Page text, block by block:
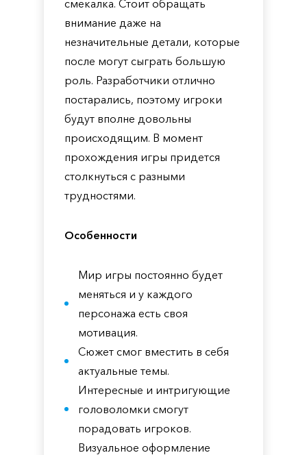
смекалка. Стоит обращать
внимание даже на
незначительные детали, которые
после могут сыграть большую
роль. Разработчики отлично
постарались, поэтому игроки
будут вполне довольны
происходящим. В момент
прохождения игры придется
столкнуться с разными
трудностями.
Особенности
Мир игры постоянно будет
меняться и у каждого
персонажа есть своя
мотивация.
Сюжет смог вместить в себя
актуальные темы.
Интересные и интригующие
головоломки смогут
порадовать игроков.
Визуальное оформление